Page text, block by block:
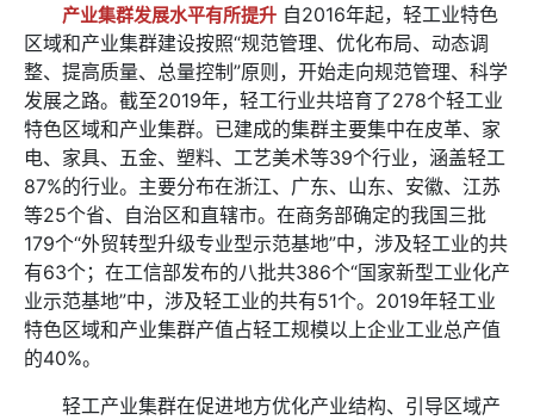
产业集群发展水平有所提升 自2016年起，轻工业特色
区域和产业集群建设按照“规范管理、优化布局、动态调
整、提高质量、总量控制”原则，开始走向规范管理、科学
发展之路。截至2019年，轻工行业共培育了278个轻工业
特色区域和产业集群。已建成的集群主要集中在皮革、家
电、家具、五金、塑料、工艺美术等39个行业，涵盖轻工
87%的行业。主要分布在浙江、广东、山东、安徽、江苏
等25个省、自治区和直辖市。在商务部确定的我国三批
179个“外贸转型升级专业型示范基地”中，涉及轻工业的共
有63个；在工信部发布的八批共386个“国家新型工业化产
业示范基地”中，涉及轻工业的共有51个。2019年轻工业
特色区域和产业集群产值占轻工规模以上企业工业总产值
的40%。
轻工产业集群在促进地方优化产业结构、引导区域产